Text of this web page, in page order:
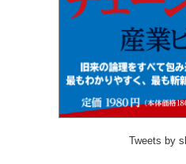
Tweets by